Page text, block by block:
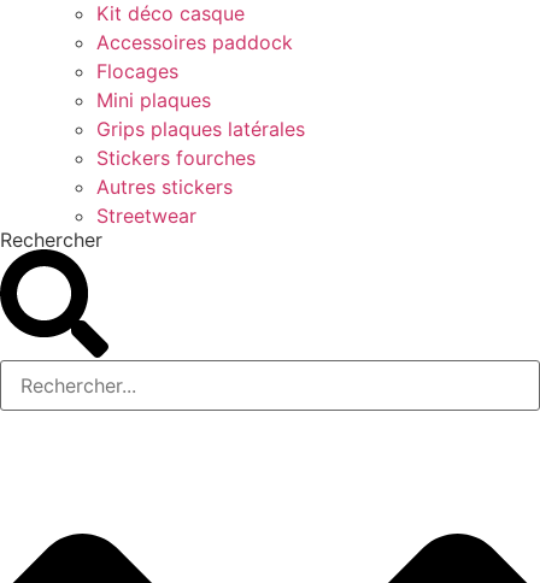
Kit déco casque
Accessoires paddock
Flocages
Mini plaques
Grips plaques latérales
Stickers fourches
Autres stickers
Streetwear
Rechercher